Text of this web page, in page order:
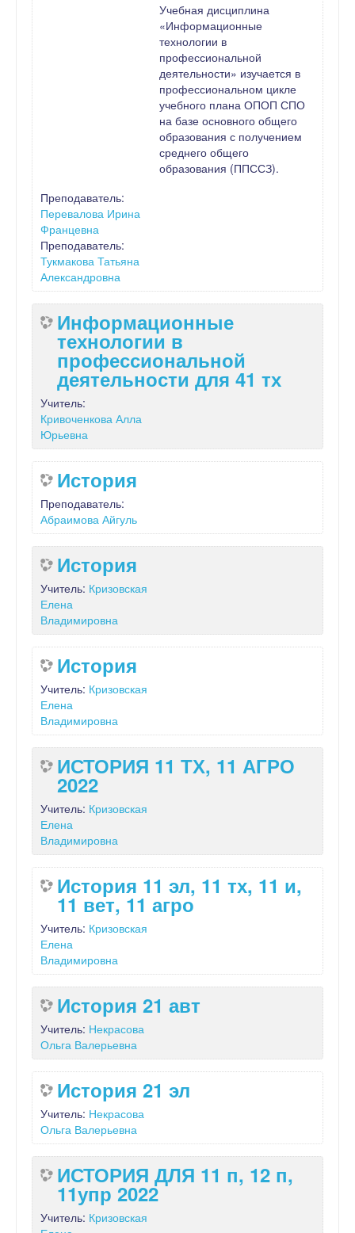
Учебная дисциплина
«Информационные
технологии в
профессиональной
деятельности» изучается в
профессиональном цикле
учебного плана ОПОП СПО
на базе основного общего
образования с получением
среднего общего
образования (ППССЗ).
Преподаватель:
Перевалова Ирина
Францевна
Преподаватель:
Тукмакова Татьяна
Александровна
Информационные
технологии в
профессиональной
деятельности для 41 тх
Учитель:
Кривоченкова Алла
Юрьевна
История
Преподаватель:
Абраимова Айгуль
История
Учитель: Кризовская
Елена
Владимировна
История
Учитель: Кризовская
Елена
Владимировна
ИСТОРИЯ 11 ТХ, 11 АГРО
2022
Учитель: Кризовская
Елена
Владимировна
История 11 эл, 11 тх, 11 и,
11 вет, 11 агро
Учитель: Кризовская
Елена
Владимировна
История 21 авт
Учитель: Некрасова
Ольга Валерьевна
История 21 эл
Учитель: Некрасова
Ольга Валерьевна
ИСТОРИЯ ДЛЯ 11 п, 12 п,
11упр 2022
Учитель: Кризовская